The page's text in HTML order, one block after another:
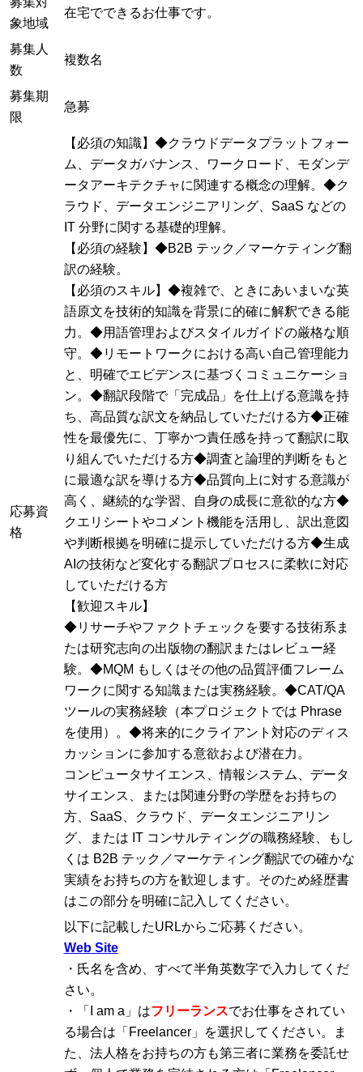
象地域
在宅でできるお仕事です。
募集人
数
複数名
募集期
限
急募
応募資
格
【必須の知識】◆クラウドデータプラットフォー
ム、データガバナンス、ワークロード、モダンデ
ータアーキテクチャに関連する概念の理解。◆ク
ラウド、データエンジニアリング、SaaS などの
IT 分野に関する基礎的理解。
【必須の経験】◆B2B テック／マーケティング翻
訳の経験。
【必須のスキル】◆複雑で、ときにあいまいな英
語原文を技術的知識を背景に的確に解釈できる能
力。◆用語管理およびスタイルガイドの厳格な順
守。◆リモートワークにおける高い自己管理能力
と、明確でエビデンスに基づくコミュニケーショ
ン。◆翻訳段階で「完成品」を仕上げる意識を持
ち、高品質な訳文を納品していただける方◆正確
性を最優先に、丁寧かつ責任感を持って翻訳に取
り組んでいただける方◆調査と論理的判断をもと
に最適な訳を導ける方◆品質向上に対する意識が
高く、継続的な学習、自身の成長に意欲的な方◆
クエリシートやコメント機能を活用し、訳出意図
や判断根拠を明確に提示していただける方◆生成
AIの技術など変化する翻訳プロセスに柔軟に対応
していただける方
【歓迎スキル】
◆リサーチやファクトチェックを要する技術系ま
たは研究志向の出版物の翻訳またはレビュー経
験。◆MQM もしくはその他の品質評価フレーム
ワークに関する知識または実務経験。◆CAT/QA
ツールの実務経験（本プロジェクトでは Phrase
を使用）。◆将来的にクライアント対応のディス
カッションに参加する意欲および潜在力。
コンピュータサイエンス、情報システム、データ
サイエンス、または関連分野の学歴をお持ちの
方、SaaS、クラウド、データエンジニアリン
グ、または IT コンサルティングの職務経験、もし
くは B2B テック／マーケティング翻訳での確かな
実績をお持ちの方を歓迎します。そのため経歴書
はこの部分を明確に記入してください。
以下に記載したURLからご応募ください。
Web Site
・氏名を含め、すべて半角英数字で入力してくだ
さい。
・「I am a」はフリーランスでお仕事をされてい
る場合は「Freelancer」を選択してください。ま
た、法人格をお持ちの方も第三者に業務を委託せ